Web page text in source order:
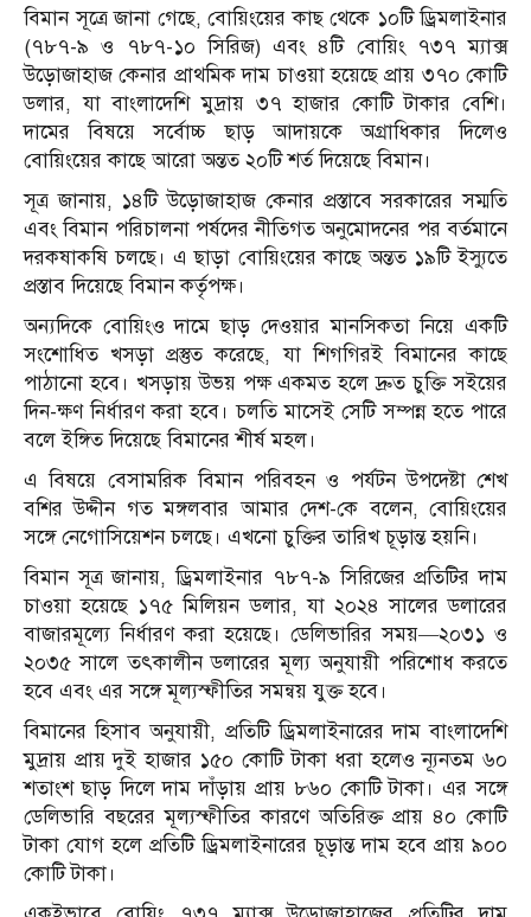
বিমান সূত্রে জানা গেছে, বোয়িংয়ের কাছ থেকে ১০টি ড্রিমলাইনার
(৭৮৭-৯ ও ৭৮৭-১০ সিরিজ) এবং ৪টি বোয়িং ৭৩৭ ম্যাক্স
উড়োজাহাজ কেনার প্রাথমিক দাম চাওয়া হয়েছে প্রায় ৩৭০ কোটি
ডলার, যা বাংলাদেশি মুদ্রায় ৩৭ হাজার কোটি টাকার বেশি।
দামের বিষয়ে সর্বোচ্চ ছাড় আদায়কে অগ্রাধিকার দিলেও
বোয়িংয়ের কাছে আরো অন্তত ২০টি শর্ত দিয়েছে বিমান।
সূত্র জানায়, ১৪টি উড়োজাহাজ কেনার প্রস্তাবে সরকারের সম্মতি
এবং বিমান পরিচালনা পর্ষদের নীতিগত অনুমোদনের পর বর্তমানে
দরকষাকষি চলছে। এ ছাড়া বোয়িংয়ের কাছে অন্তত ১৯টি ইস্যুতে
প্রস্তাব দিয়েছে বিমান কর্তৃপক্ষ।
অন্যদিকে বোয়িংও দামে ছাড় দেওয়ার মানসিকতা নিয়ে একটি
সংশোধিত খসড়া প্রস্তুত করেছে, যা শিগগিরই বিমানের কাছে
পাঠানো হবে। খসড়ায় উভয় পক্ষ একমত হলে দ্রুত চুক্তি সইয়ের
দিন-ক্ষণ নির্ধারণ করা হবে। চলতি মাসেই সেটি সম্পন্ন হতে পারে
বলে ইঙ্গিত দিয়েছে বিমানের শীর্ষ মহল।
এ বিষয়ে বেসামরিক বিমান পরিবহন ও পর্যটন উপদেষ্টা শেখ
বশির উদ্দীন গত মঙ্গলবার আমার দেশ-কে বলেন, বোয়িংয়ের
সঙ্গে নেগোসিয়েশন চলছে। এখনো চুক্তির তারিখ চূড়ান্ত হয়নি।
বিমান সূত্র জানায়, ড্রিমলাইনার ৭৮৭-৯ সিরিজের প্রতিটির দাম
চাওয়া হয়েছে ১৭৫ মিলিয়ন ডলার, যা ২০২৪ সালের ডলারের
বাজারমূল্যে নির্ধারণ করা হয়েছে। ডেলিভারির সময়—২০৩১ ও
২০৩৫ সালে তৎকালীন ডলারের মূল্য অনুযায়ী পরিশোধ করতে
হবে এবং এর সঙ্গে মূল্যস্ফীতির সমন্বয় যুক্ত হবে।
বিমানের হিসাব অনুযায়ী, প্রতিটি ড্রিমলাইনারের দাম বাংলাদেশি
মুদ্রায় প্রায় দুই হাজার ১৫০ কোটি টাকা ধরা হলেও ন্যূনতম ৬০
শতাংশ ছাড় দিলে দাম দাঁড়ায় প্রায় ৮৬০ কোটি টাকা। এর সঙ্গে
ডেলিভারি বছরের মূল্যস্ফীতির কারণে অতিরিক্ত প্রায় ৪০ কোটি
টাকা যোগ হলে প্রতিটি ড্রিমলাইনারের চূড়ান্ত দাম হবে প্রায় ৯০০
কোটি টাকা।